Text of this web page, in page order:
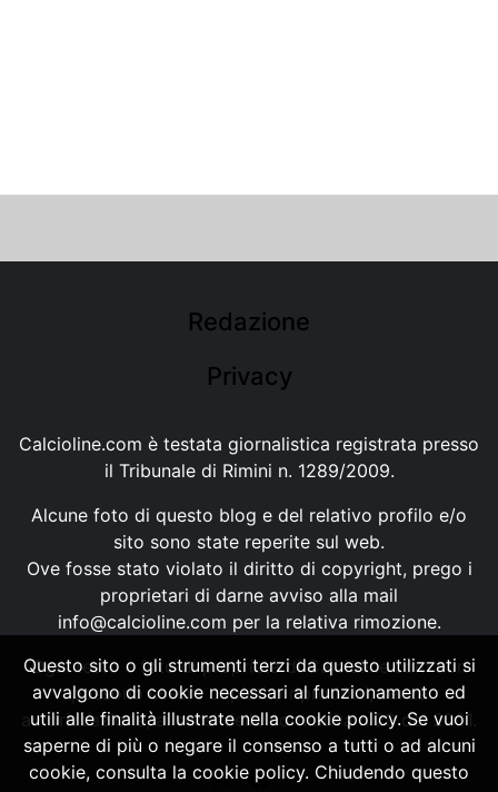
Redazione
Privacy
Calcioline.com è testata giornalistica registrata presso
il Tribunale di Rimini n. 1289/2009.
Alcune foto di questo blog e del relativo profilo e/o
sito sono state reperite sul web.
Ove fosse stato violato il diritto di copyright, prego i
proprietari di darne avviso alla mail
info@calcioline.com per la relativa rimozione.
Ogni testo e foto di proprietà di Calcioline.com non
possono essere copiati o riprodotti, senza
autorizzazione, ai sensi della normativa n.29 del 2001.
Questo sito o gli strumenti terzi da questo utilizzati si
avvalgono di cookie necessari al funzionamento ed
utili alle finalità illustrate nella cookie policy. Se vuoi
saperne di più o negare il consenso a tutti o ad alcuni
cookie, consulta la cookie policy. Chiudendo questo